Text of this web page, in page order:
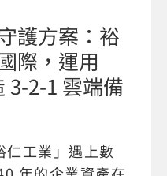
護方案：裕
際，運用
3-2-1 雲端備
仁工業」遇上數